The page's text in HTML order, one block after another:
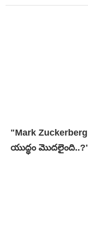
"Mark
యుద్ధం